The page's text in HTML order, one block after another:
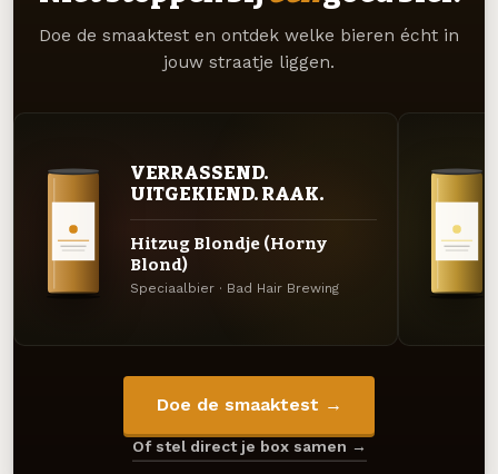
Doe de smaaktest en ontdek welke bieren écht in
jouw straatje liggen.
VERRASSEND.
UITGEKIEND. RAAK.
Hitzug Blondje (Horny
Blond)
Speciaalbier · Bad Hair Brewing
Doe de smaaktest →
Of stel direct je box samen →